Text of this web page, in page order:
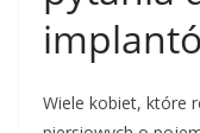
Wiele kobiet, które